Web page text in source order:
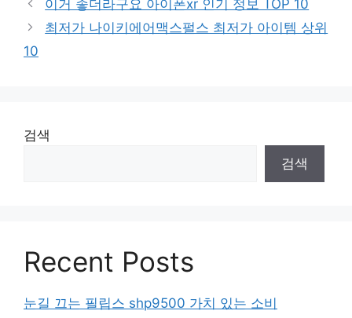
이거 좋더라구요 아이폰xr 인기 정보 TOP 10
최저가 나이키에어맥스펄스 최저가 아이템 상위
10
검색
검색
Recent Posts
눈길 끄는 필립스 shp9500 가치 있는 소비